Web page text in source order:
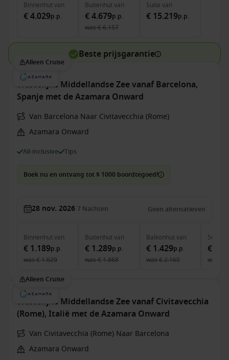
Binnenhutvan
€ 4.029p.p.
Buitenhutvan
€ 4.679p.p.
was€ 6.157
Suite van
€ 15.219p.p.
Beste prijsgarantie
Alleen Cruise
Westelijke Middellandse Zee vanaf Barcelona,
Spanje met de Azamara Onward
Van Barcelona Naar Civitavecchia (Rome)
Azamara Onward
All-inclusive Tips
Boek nu en ontvang tot $ 1000 boordtegoed!
28 nov. 2026 7 Nachten Geen alternatieven
Binnenhutvan
€ 1.189p.p.
was€ 1.629
Buitenhutvan
€ 1.289p.p.
was€ 1.868
Balkonhutvan
€ 1.429p.p.
was€ 2.165
Suite
€
was
Alleen Cruise
Westelijke Middellandse Zee vanaf Civitavecchia
(Rome), Italië met de Azamara Onward
Van Civitavecchia (Rome) Naar Barcelona
Azamara Onward